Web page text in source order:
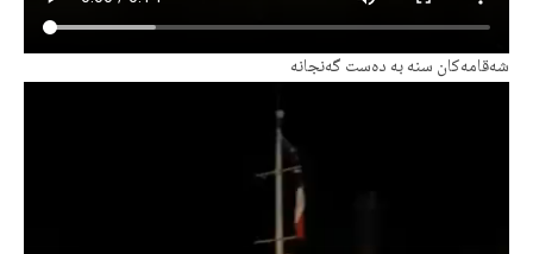
شەقامەکان سنە بە دەست گەنجانه